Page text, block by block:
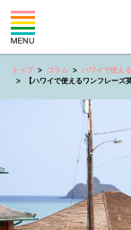
トップ コラム
ハワイで使え
【ハワイで使えるワンフレー